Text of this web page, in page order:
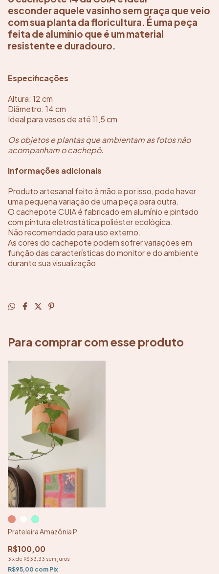
esconder aquele vasinho sem graça que veio
com sua planta da floricultura. É uma peça
feita de alumínio que é um material
resistente e duradouro.
Especificações
Altura: 12 cm
Diâmetro: 14 cm
Ideal para vasos de até 11,5 cm
Os objetos e plantas que ambientam as fotos não
acompanham o cachepô.
Informações adicionais
Produto artesanal feito à mão e por isso, pode haver
uma pequena variação de uma peça para outra.
O cachepote CUIA é fabricado em alumínio e pintado
com pintura eletrostática poliéster ecológica.
Não recomendado para uso externo.
As cores do cachepote podem sofrer variações em
função das características do monitor e do ambiente
durante sua visualização.
Para comprar com esse produto
Prateleira Amazônia P
R$100,00
3 xde R$33,33 sem juros
R$95,00 com Pix